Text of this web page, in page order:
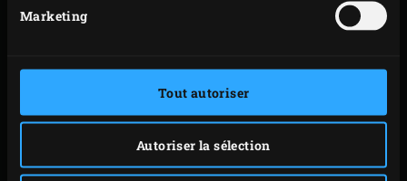
Marketing
Tout autoriser
Autoriser la sélection
jusqu’à ce que de la vapeur s’échappe de la canette.
support. Posez le support dans la
(petit format) et répartissez les légumes tout
autour. Posez la sauteuse sur la grille et enfoncez la
sonde du thermomètre à distance (Dual Probe